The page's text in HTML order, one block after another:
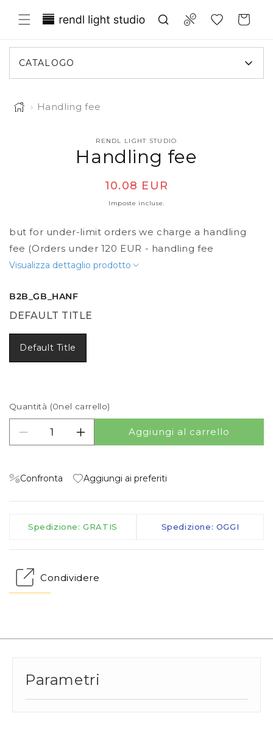
ai contenuti Compare
Translation missing: Carrello
CATALOGO
› Handling fee
sul prodotto
RENDL LIGHT STUDIO
Handling fee
Prezzo di listino
10.08 EUR
Imposte incluse.
but for under-limit orders we charge a handling
fee (Orders under 120 EUR - handling fee
Visualizza dettaglio prodotto
B2B_GB_HANF
DEFAULT TITLE
Default Title
Quantità (0nel carrello)
Diminuisci quantità per Handling fee
Aumenta quantità per Handling fee
Aggiungi al carrello
Confronta Aggiungi ai preferiti
Spedizione: GRATIS Spedizione: OGGI
Condividere
Parametri